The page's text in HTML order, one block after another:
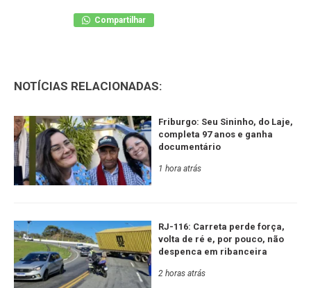
Compartilhar
NOTÍCIAS RELACIONADAS:
Friburgo: Seu Sininho, do Laje,
completa 97 anos e ganha
documentário
1 hora atrás
RJ-116: Carreta perde força,
volta de ré e, por pouco, não
despenca em ribanceira
2 horas atrás